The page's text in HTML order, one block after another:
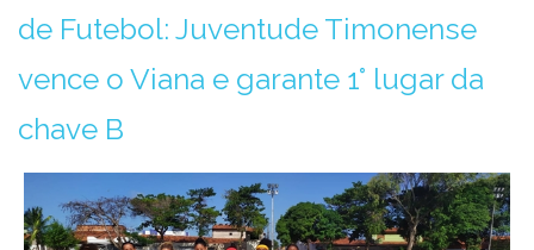
de Futebol: Juventude Timonense
vence o Viana e garante 1° lugar da
chave B